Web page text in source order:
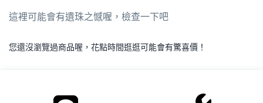
這裡可能會有遺珠之憾喔，檢查一下吧
您還沒瀏覽過商品喔，花點時間逛逛可能會有驚喜價！